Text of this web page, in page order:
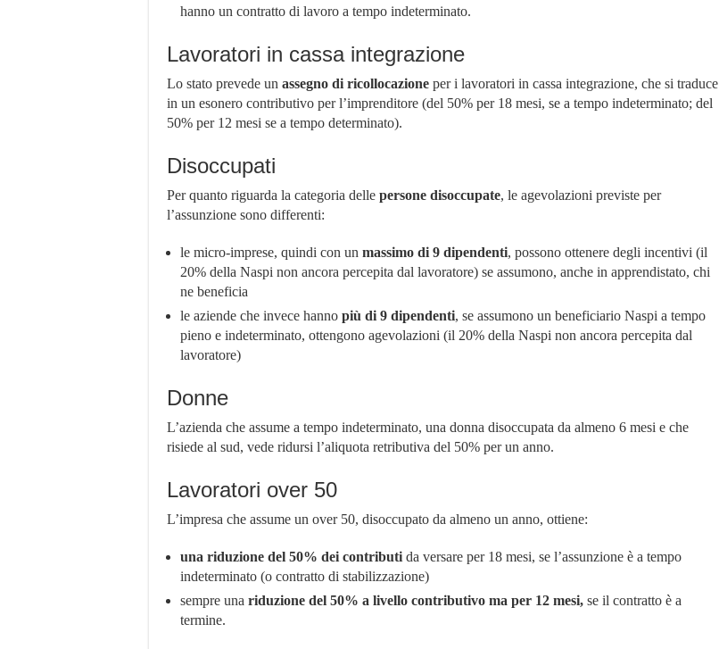
hanno un contratto di lavoro a tempo indeterminato.
Lavoratori in cassa integrazione
Lo stato prevede un assegno di ricollocazione per i lavoratori in cassa integrazione, che si traduce
in un esonero contributivo per l’imprenditore (del 50% per 18 mesi, se a tempo indeterminato; del
50% per 12 mesi se a tempo determinato).
Disoccupati
Per quanto riguarda la categoria delle persone disoccupate, le agevolazioni previste per
l’assunzione sono differenti:
le micro-imprese, quindi con un massimo di 9 dipendenti, possono ottenere degli incentivi (il
20% della Naspi non ancora percepita dal lavoratore) se assumono, anche in apprendistato, chi
ne beneficia
le aziende che invece hanno più di 9 dipendenti, se assumono un beneficiario Naspi a tempo
pieno e indeterminato, ottengono agevolazioni (il 20% della Naspi non ancora percepita dal
lavoratore)
Donne
L’azienda che assume a tempo indeterminato, una donna disoccupata da almeno 6 mesi e che
risiede al sud, vede ridursi l’aliquota retributiva del 50% per un anno.
Lavoratori over 50
L’impresa che assume un over 50, disoccupato da almeno un anno, ottiene:
una riduzione del 50% dei contributi da versare per 18 mesi, se l’assunzione è a tempo
indeterminato (o contratto di stabilizzazione)
sempre una riduzione del 50% a livello contributivo ma per 12 mesi, se il contratto è a
termine.